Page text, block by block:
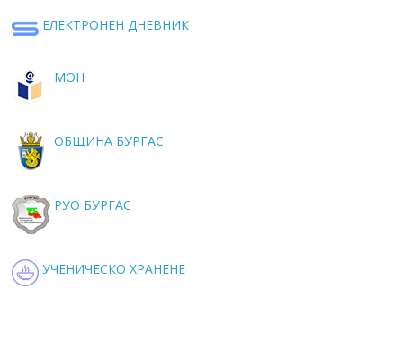
ЕЛЕКТРОНЕН ДНЕВНИК
МОН
ОБЩИНА БУРГАС
РУО БУРГАС
УЧЕНИЧЕСКО ХРАНЕНЕ